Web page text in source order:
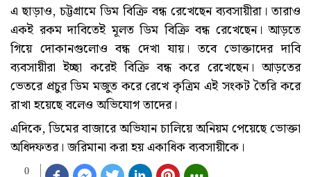
এ ছাড়াও, চট্টগ্রামে ডিম বিক্রি বন্ধ রেখেছেন ব্যবসায়ীরা। তারাও
একই রকম দাবিতেই মূলত ডিম বিক্রি বন্ধ রেখেছেন। আড়তে
গিয়ে দোকানগুলোও বন্ধ দেখা যায়। তবে ভোক্তাদের দাবি
ব্যবসায়ীরা ইচ্ছা করেই বিক্রি বন্ধ করে রেখেছেন। আড়তের
ভেতরে প্রচুর ডিম মজুত করে রেখে কৃত্রিম এই সংকট তৈরি করে
রাখা হয়েছে বলেও অভিযোগ তাদের।
এদিকে, ডিমের বাজারে অভিযান চালিয়ে অনিয়ম পেয়েছে ভোক্তা
অধিদফতর। জরিমানা করা হয় একাধিক ব্যবসায়ীকে।
0